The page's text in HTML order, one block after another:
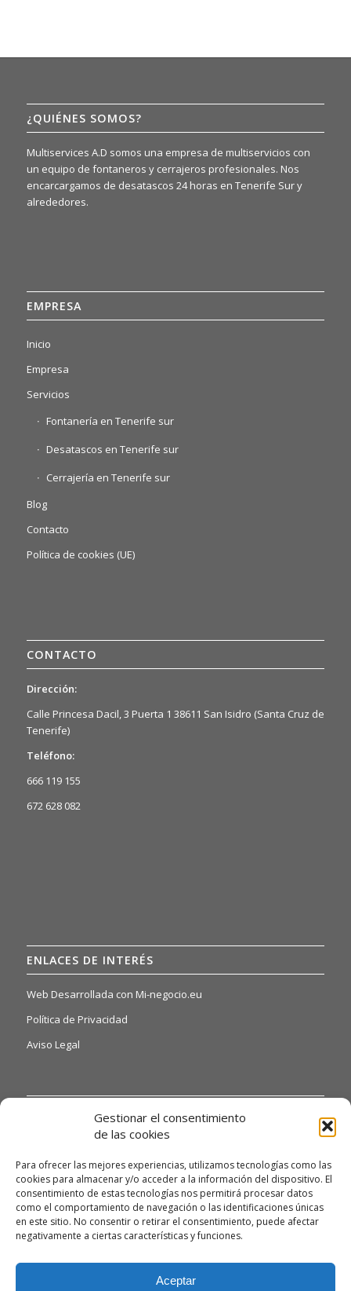
Gestionar el consentimiento
de las cookies
Para ofrecer las mejores experiencias, utilizamos tecnologías como las
cookies para almacenar y/o acceder a la información del dispositivo. El
consentimiento de estas tecnologías nos permitirá procesar datos
como el comportamiento de navegación o las identificaciones únicas
en este sitio. No consentir o retirar el consentimiento, puede afectar
negativamente a ciertas características y funciones.
Aceptar
¿QUIÉNES SOMOS?
Multiservices A.D somos una empresa de multiservicios con
un equipo de fontaneros y cerrajeros profesionales. Nos
encarcargamos de desatascos 24 horas en Tenerife Sur y
alrededores.
EMPRESA
Inicio
Empresa
Servicios
Fontanería en Tenerife sur
Desatascos en Tenerife sur
Cerrajería en Tenerife sur
Blog
Contacto
Política de cookies (UE)
CONTACTO
Dirección:
Calle Princesa Dacil, 3 Puerta 1 38611 San Isidro (Santa Cruz de
Tenerife)
Teléfono:
666 119 155
672 628 082
ENLACES DE INTERÉS
Web Desarrollada con Mi-negocio.eu
Política de Privacidad
Aviso Legal
reclamaciones, solo tiene que ponerse en contacto con
nosotros a través del siguiente email:
alexandrodendariarena41@gmail.com y te daremos
información detallada.
Asimismo, si necesita gestionar algún tipo de queja, deberá
con la máxima celeridad posible.